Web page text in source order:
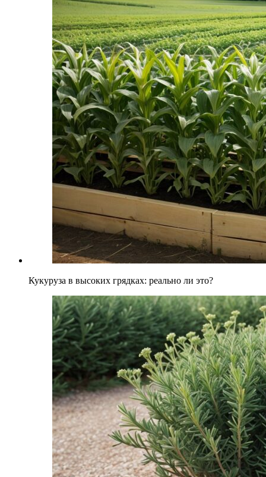
Кукуруза в высоких грядках: реально ли это?